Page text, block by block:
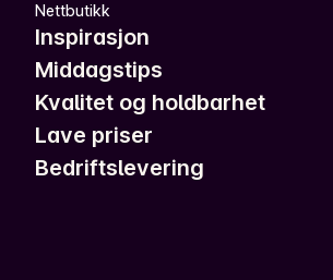
Nettbutikk
Inspirasjon
Middagstips
Kvalitet og holdbarhet
Lave priser
Bedriftslevering